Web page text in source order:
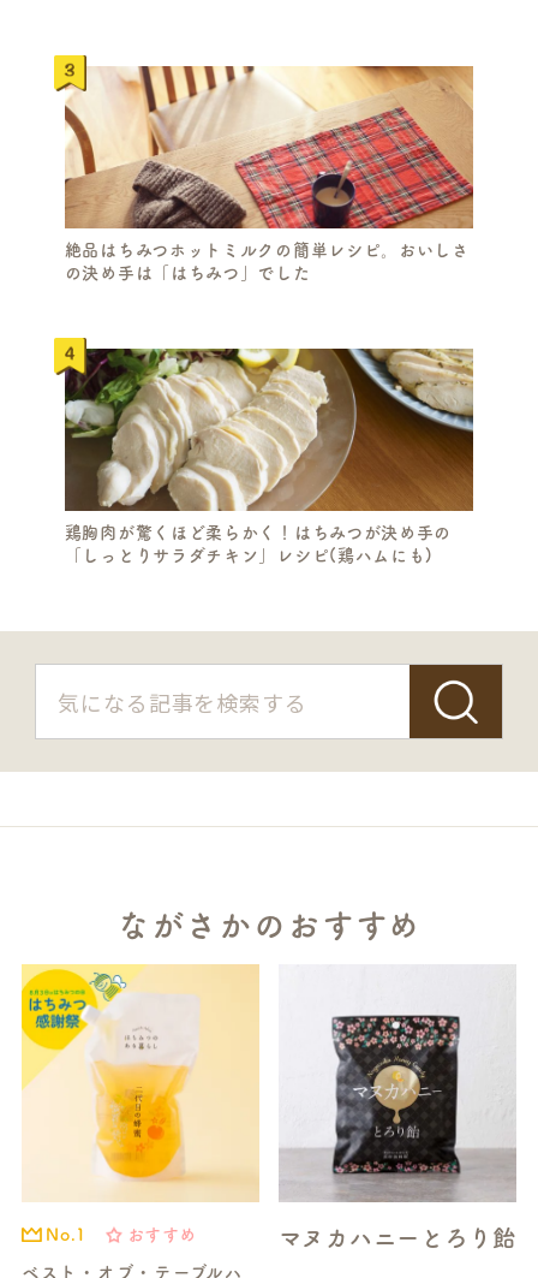
絶品はちみつホットミルクの簡単レシピ。おいしさ
の決め手は「はちみつ」でした
鶏胸肉が驚くほど柔らかく！はちみつが決め手の
「しっとりサラダチキン」レシピ(鶏ハムにも)
ながさかのおすすめ
ベスト・オブ・テーブルハ
No.1 おすすめ マヌカハニーとろり飴